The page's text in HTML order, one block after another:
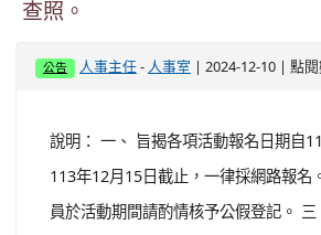
查照。
公告 人事主任 - 人事室 | 2024-12-10 | 點
說明： 一、 旨揭各項活動報名日期自
113年12月15日截止，一律採網路報名
員於活動期間請酌情核予公假登記。